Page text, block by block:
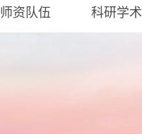
师资队伍 科研学术